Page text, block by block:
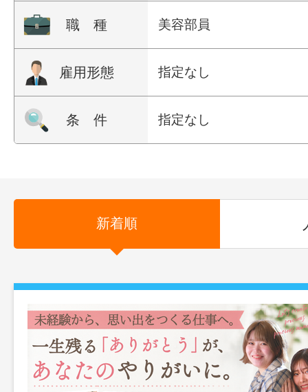
職 種 美容部員
雇用形態 指定なし
条 件 指定なし
新着順